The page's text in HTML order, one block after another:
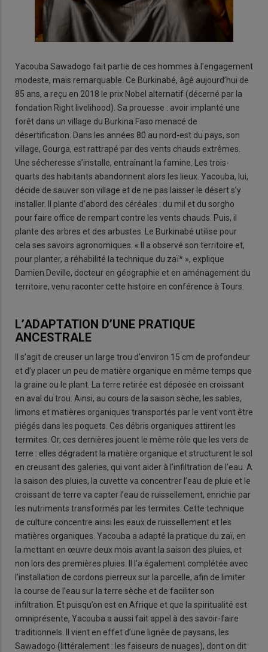
Yacouba Sawadogo fait partie de ces hommes à l’engagement
modeste, mais remarquable. Ce Burkinabé, âgé aujourd’hui de
85 ans, a reçu en 2018 le prix Nobel alternatif (décerné par la
fondation Right livelihood). Sa prouesse : avoir implanté une
forêt dans un village du Burkina Faso menacé de
désertification. Dans les années 80 au nord-est du pays, son
village, Gourga, est rattrapé par des vents chauds extrêmes.
Une sécheresse s’installe, entraînant la famine. Les trois-
quarts des habitants abandonnent alors les lieux. Yacouba, lui,
décide de sauver son village et de ne pas laisser le désert s’y
installer. Il plante d’abord des céréales : du mil et du sorgho
pour faire office de rempart contre les vents chauds. Puis, il
plante des arbres et des arbustes. Le Burkinabé utilise pour
cela ses savoirs agronomiques. « Il a observé son territoire et,
pour planter, a réhabilité la technique du zaï* », explique
Damien Deville, docteur en géographie et en aménagement du
territoire, venu raconter cette histoire en conférence à Tours.
L’ADAPTATION D’UNE PRATIQUE
ANCESTRALE
Il s’agit de creuser un large trou d’environ 15 cm de profondeur
et d’y placer un peu de matière organique en même temps que
la graine ou le plant. La terre retirée est déposée en croissant
en aval du trou. Ainsi, au cours de la saison sèche, les sables,
limons et matières organiques transportés par le vent vont être
piégés dans les poquets. Ces débris organiques attirent les
termites. Or, ces dernières jouent le même rôle que les vers de
terre : elles dégradent la matière organique et structurent le sol
en creusant des galeries, qui vont aider à l’infiltration de l’eau. A
la saison des pluies, la cuvette va concentrer l’eau de pluie et le
croissant de terre va capter l’eau de ruissellement, enrichie par
les nutriments transformés par les termites. Cette technique
de culture concentre ainsi les eaux de ruissellement et les
matières organiques. Yacouba a adapté la pratique du zaï, en
la mettant en œuvre deux mois avant la saison des pluies, et
non lors des premières pluies. Il l’a également complétée avec
l’installation de cordons pierreux sur la parcelle, afin de limiter
la course de l’eau sur la terre sèche et de faciliter son
infiltration. Et puisqu’on est en Afrique et que la spiritualité est
omniprésente, Yacouba a aussi fait appel à des savoir-faire
traditionnels. Il vient en effet d’une lignée de paysans, les
Sawadogo (littéralement : les faiseurs de nuages), dont on dit